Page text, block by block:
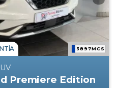
3897MCS
Premiere Edition